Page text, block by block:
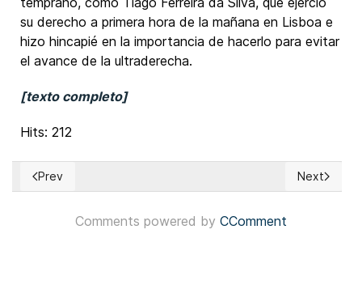
su derecho a primera hora de la mañana en Lisboa e
hizo hincapié en la importancia de hacerlo para evitar
el avance de la ultraderecha.
[texto completo]
Hits: 212
Previous article: Vietnam: Arranca cónclave en el que el
Prev Next
Next
Comments powered by CComment